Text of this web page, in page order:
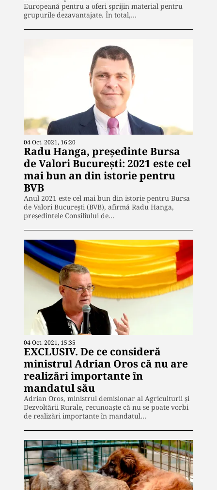
Europeană pentru a oferi sprijin material pentru
grupurile dezavantajate. În total,…
04 Oct. 2021, 16:20
Radu Hanga, președinte Bursa
de Valori București: 2021 este cel
mai bun an din istorie pentru
BVB
Anul 2021 este cel mai bun din istorie pentru Bursa
de Valori Bucureşti (BVB), afirmă Radu Hanga,
preşedintele Consiliului de…
04 Oct. 2021, 15:35
EXCLUSIV. De ce consideră
ministrul Adrian Oros că nu are
realizări importante în
mandatul său
Adrian Oros, ministrul demisionar al Agriculturii și
Dezvoltării Rurale, recunoaște că nu se poate vorbi
de realizări importante în mandatul…